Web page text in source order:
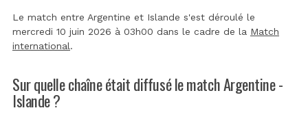
Le match entre Argentine et Islande s'est déroulé le
mercredi 10 juin 2026 à 03h00 dans le cadre de la Match
international.
Sur quelle chaîne était diffusé le match Argentine -
Islande ?